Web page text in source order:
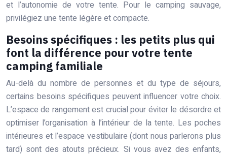
et l’autonomie de votre tente. Pour le camping sauvage,
privilégiez une tente légère et compacte.
Besoins spécifiques : les petits plus qui
font la différence pour votre tente
camping familiale
Au-delà du nombre de personnes et du type de séjours,
certains besoins spécifiques peuvent influencer votre choix.
L’espace de rangement est crucial pour éviter le désordre et
optimiser l’organisation à l’intérieur de la tente. Les poches
intérieures et l’espace vestibulaire (dont nous parlerons plus
tard) sont des atouts précieux. Si vous avez des enfants,